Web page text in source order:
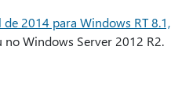
2014 para Windows RT 8.1,
Windows Server 2012 R2.